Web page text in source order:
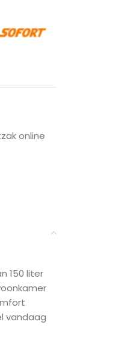
online
150 liter
vandaag